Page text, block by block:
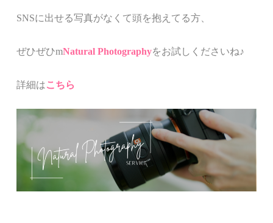
SNSに出せる写真がなくて頭を抱えてる方、
ぜひぜひmNatural Photographyをお試しくださいね♪
詳細はこちら